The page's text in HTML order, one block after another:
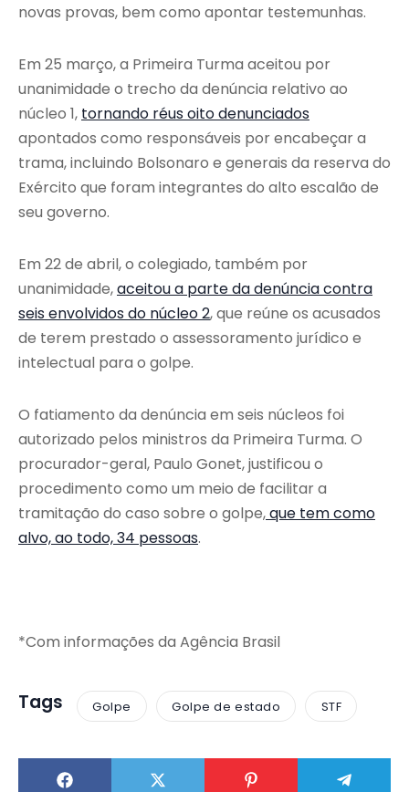
novas provas, bem como apontar testemunhas.
Em 25 março, a Primeira Turma aceitou por
unanimidade o trecho da denúncia relativo ao
núcleo 1, tornando réus oito denunciados
apontados como responsáveis por encabeçar a
trama, incluindo Bolsonaro e generais da reserva do
Exército que foram integrantes do alto escalão de
seu governo.
Em 22 de abril, o colegiado, também por
unanimidade,aceitou a parte da denúncia contra
seis envolvidos do núcleo 2, que reúne os acusados
de terem prestado o assessoramento jurídico e
intelectual para o golpe.
O fatiamento da denúncia em seis núcleos foi
autorizado pelos ministros da Primeira Turma. O
procurador-geral, Paulo Gonet, justificou o
procedimento como um meio de facilitar a
tramitação do caso sobre o golpe,que tem como
alvo, ao todo, 34 pessoas.
*Com informações da Agência Brasil
Tags Golpe Golpe de estado STF